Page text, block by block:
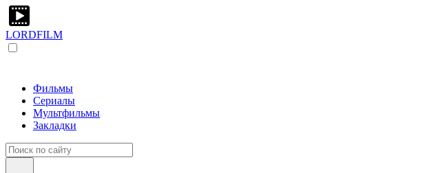
LORDFILM
Фильмы
Сериалы
Мультфильмы
Закладки